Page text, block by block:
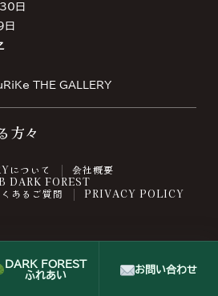
日
日
THE GALLERY
方々
について
会社概要
DARK FOREST
あるご質問 PRIVACY POLICY
DARK FOREST
ふれあい
お問い合わせ